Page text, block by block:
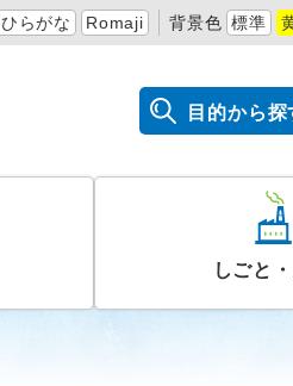
ひらがな Romaji 背景色 標準
目的から探
しごと